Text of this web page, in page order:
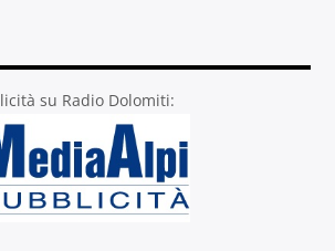
su Radio Dolomiti: